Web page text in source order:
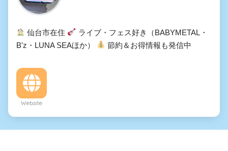
仙台市在住
ライブ・フェス好き（BABYMETAL・
B'z・LUNA SEAほか）
節約＆お得情報も発信中
Website